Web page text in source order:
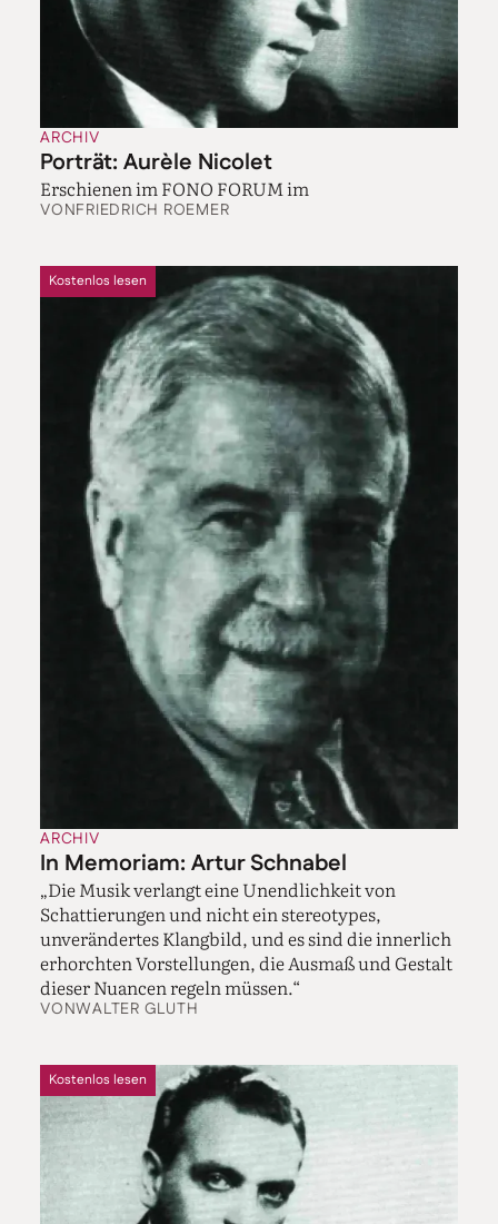
ARCHIV
Porträt: Aurèle Nicolet
Erschienen im FONO FORUM im
VONFRIEDRICH ROEMER
ARCHIV
In Memoriam: Artur Schnabel
„Die Musik verlangt eine Unendlichkeit von
Schattierungen und nicht ein stereotypes,
unverändertes Klangbild, und es sind die innerlich
erhorchten Vorstellungen, die Ausmaß und Gestalt
dieser Nuancen regeln müssen.“
VONWALTER GLUTH
Kostenlos lesen
Kostenlos lesen